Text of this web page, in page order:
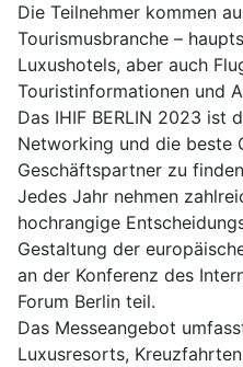
Die Teilnehmer kommen
Tourismusbranche –
Luxushotels, aber auch
Touristinformationen und
Das IHIF BERLIN 2023
Networking und die beste
Geschäftspartner zu
Jedes Jahr nehmen
hochrangige
Gestaltung der
an der Konferenz des
Forum Berlin teil.
Das Messeangebot
Luxusresorts,